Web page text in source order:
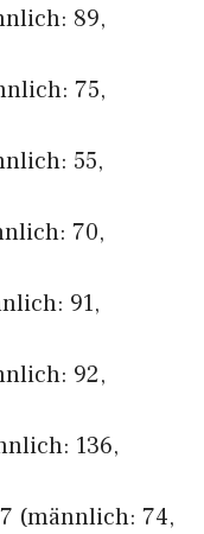
89,
75,
55,
70,
91,
92,
136,
(männlich: 74,